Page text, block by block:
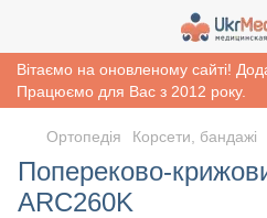
Вітаємо на оновленому сайті!
Працюємо для Вас з 2012 року.
Ортопедія Корсети, бандажі
Попереково-
ARC260K